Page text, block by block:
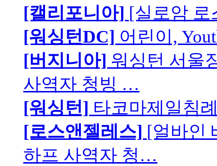
[캘리포니아] [실로암 로
[워싱턴DC] 어린이,
[버지니아] 워싱턴 서울
사역자 청빙 …
[워싱턴] 타코마제일침
[로스앤젤레스] [얼바인
하프 사역자 청…